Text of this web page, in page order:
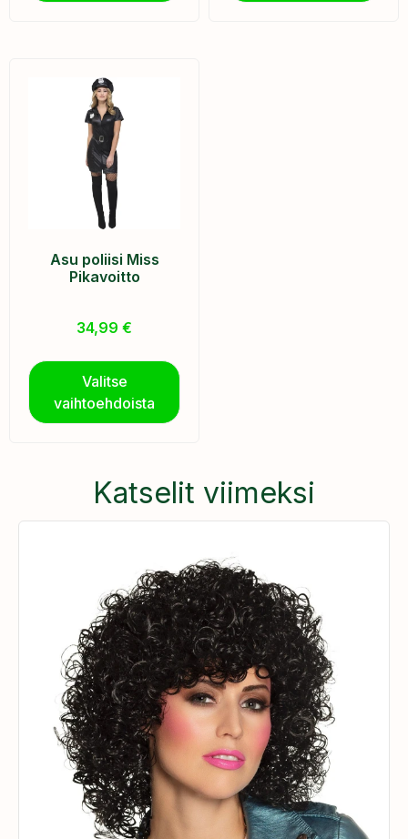
Asu poliisi Miss
Pikavoitto
34,99 €
Valitse
vaihtoehdoista
Katselit viimeksi